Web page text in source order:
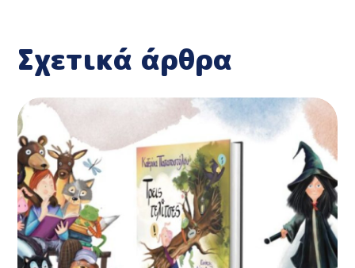
Σχετικά άρθρα